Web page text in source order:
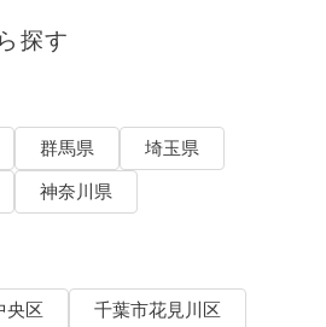
探す
群馬県
埼玉県
神奈川県
央区
千葉市花見川区